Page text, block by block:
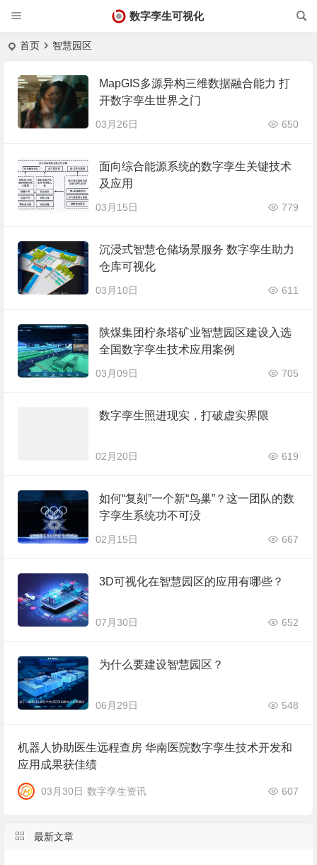
数字孪生可视化
首页 智慧园区
MapGIS多源异构三维数据融合能力 打
开数字孪生世界之门
03月26日 650
面向综合能源系统的数字孪生关键技术
及应用
03月15日 779
沉浸式智慧仓储场景服务 数字孪生助力
仓库可视化
03月10日 611
陕煤集团柠条塔矿业智慧园区建设入选
全国数字孪生技术应用案例
03月09日 705
数字孪生照进现实，打破虚实界限
02月20日 619
如何“复刻”一个新“鸟巢”？这一团队的数
字孪生系统功不可没
02月15日 667
3D可视化在智慧园区的应用有哪些？
07月30日 652
为什么要建设智慧园区？
06月29日 548
机器人协助医生远程查房 华南医院数字孪生技术开发和
应用成果获佳绩
03月30日 数字孪生资讯 607
最新文章